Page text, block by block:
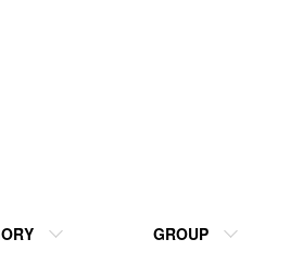
GROUP